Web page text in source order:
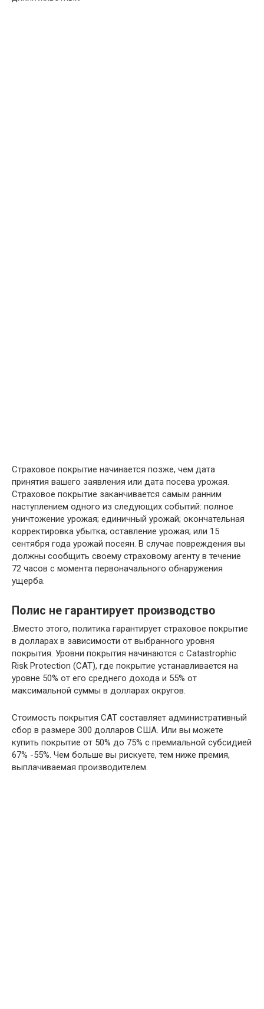
Страховое покрытие начинается позже, чем дата
принятия вашего заявления или дата посева урожая.
Страховое покрытие заканчивается самым ранним
наступлением одного из следующих событий: полное
уничтожение урожая; единичный урожай; окончательная
корректировка убытка; оставление урожая; или 15
сентября года урожай посеян. В случае повреждения вы
должны сообщить своему страховому агенту в течение
72 часов с момента первоначального обнаружения
ущерба.
Полис не гарантирует производство
.Вместо этого, политика гарантирует страховое покрытие
в долларах в зависимости от выбранного уровня
покрытия. Уровни покрытия начинаются с Catastrophic
Risk Protection (CAT), где покрытие устанавливается на
уровне 50% от его среднего дохода и 55% от
максимальной суммы в долларах округов.
Стоимость покрытия CAT составляет административный
сбор в размере 300 долларов США. Или вы можете
купить покрытие от 50% до 75% с премиальной субсидией
67% -55%. Чем больше вы рискуете, тем ниже премия,
выплачиваемая производителем.